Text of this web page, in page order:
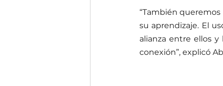
“También
su aprendizaje. El
alianza entre ellos
conexión”, explicó